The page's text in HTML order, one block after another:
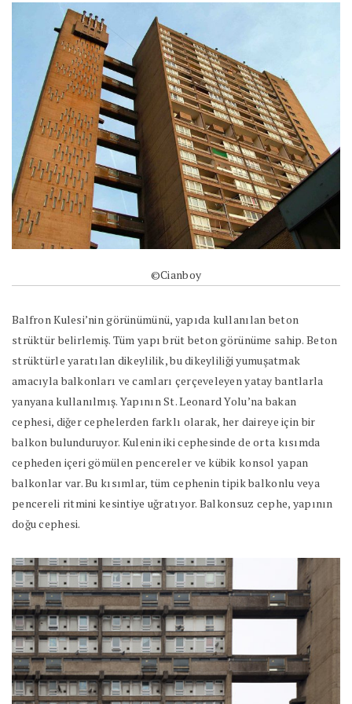
©Cianboy
Balfron Kulesi’nin görünümünü, yapıda kullanılan beton
strüktür belirlemiş. Tüm yapı brüt beton görünüme sahip. Beton
strüktürle yaratılan dikeylilik, bu dikeyliliği yumuşatmak
amacıyla balkonları ve camları çerçeveleyen yatay bantlarla
yanyana kullanılmış. Yapının St. Leonard Yolu’na bakan
cephesi, diğer cephelerden farklı olarak, her daireye için bir
balkon bulunduruyor. Kulenin iki cephesinde de orta kısımda
cepheden içeri gömülen pencereler ve kübik konsol yapan
balkonlar var. Bu kısımlar, tüm cephenin tipik balkonlu veya
pencereli ritmini kesintiye uğratıyor. Balkonsuz cephe, yapının
doğu cephesi.